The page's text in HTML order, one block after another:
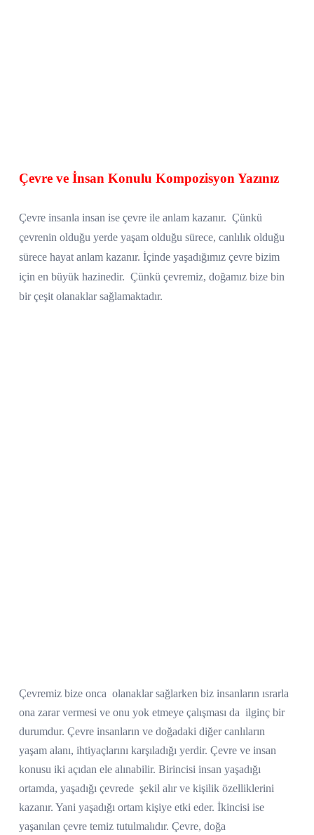
Çevre ve İnsan Konulu Kompozisyon Yazınız
Çevre insanla insan ise çevre ile anlam kazanır. Çünkü
çevrenin olduğu yerde yaşam olduğu sürece, canlılık olduğu
sürece hayat anlam kazanır. İçinde yaşadığımız çevre bizim
için en büyük hazinedir. Çünkü çevremiz, doğamız bize bin
bir çeşit olanaklar sağlamaktadır.
Çevremiz bize onca olanaklar sağlarken biz insanların ısrarla
ona zarar vermesi ve onu yok etmeye çalışması da ilginç bir
durumdur. Çevre insanların ve doğadaki diğer canlıların
yaşam alanı, ihtiyaçlarını karşıladığı yerdir. Çevre ve insan
konusu iki açıdan ele alınabilir. Birincisi insan yaşadığı
ortamda, yaşadığı çevrede şekil alır ve kişilik özelliklerini
kazanır. Yani yaşadığı ortam kişiye etki eder. İkincisi ise
yaşanılan çevre temiz tutulmalıdır. Çevre, doğa